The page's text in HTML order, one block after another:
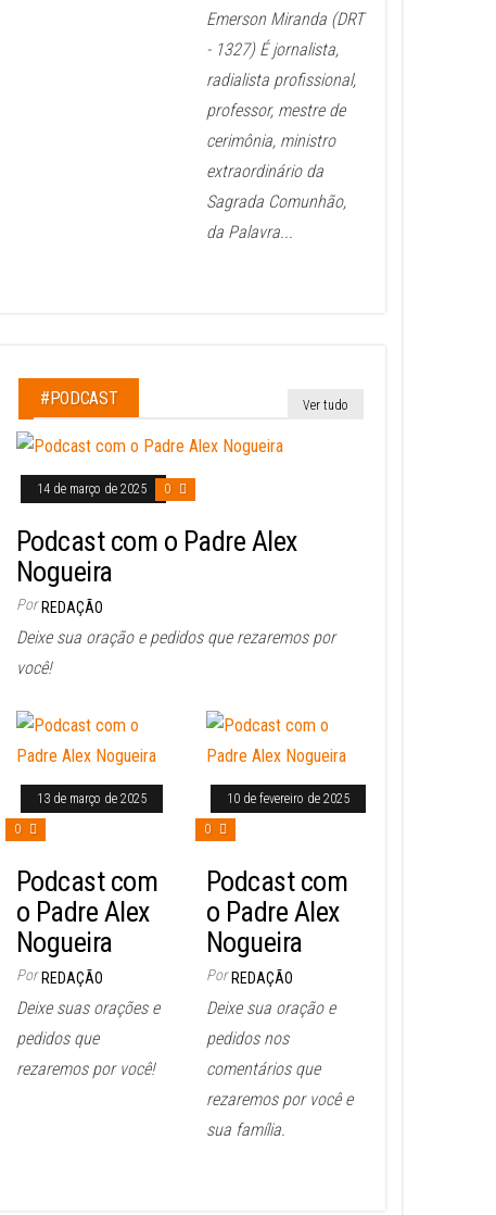
Emerson Miranda (DRT
- 1327) É jornalista,
radialista profissional,
professor, mestre de
cerimônia, ministro
extraordinário da
Sagrada Comunhão,
da Palavra...
#PODCAST Ver tudo
14 de março de 2025 0
Podcast com o Padre Alex
Nogueira
Por REDAÇÃO
Deixe sua oração e pedidos que rezaremos por
você!
13 de março de 2025
0
Podcast com
o Padre Alex
Nogueira
Por REDAÇÃO
Deixe suas orações e
pedidos que
rezaremos por você!
10 de fevereiro de 2025
0
Podcast com
o Padre Alex
Nogueira
Por REDAÇÃO
Deixe sua oração e
pedidos nos
comentários que
rezaremos por você e
sua família.